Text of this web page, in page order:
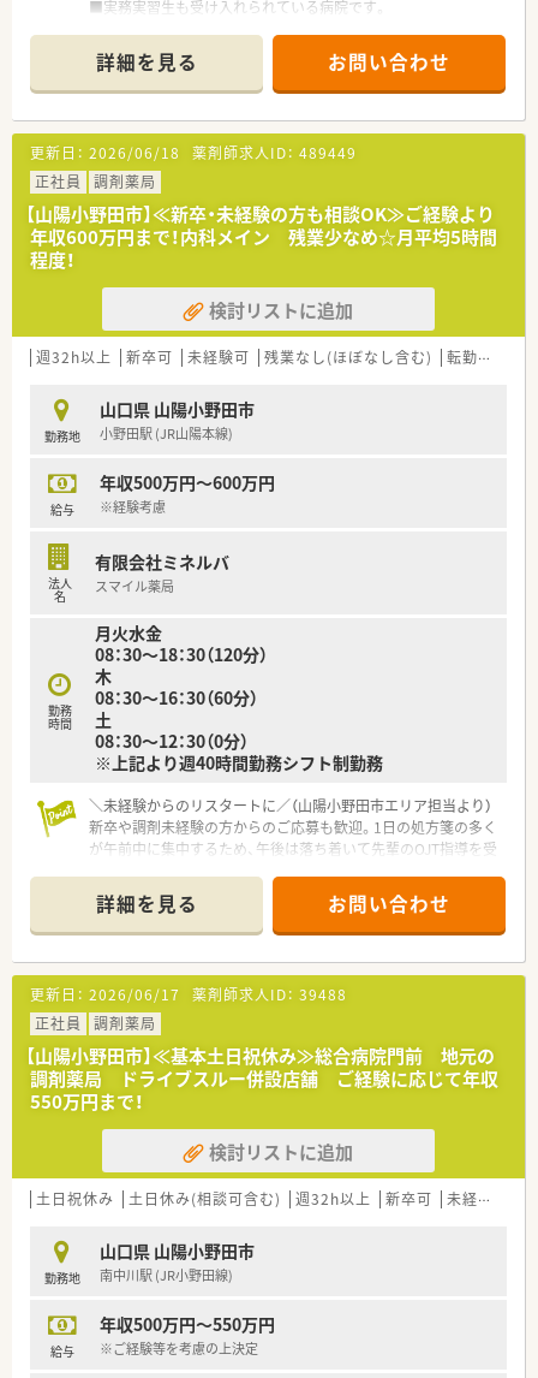
■実務実習生も受け入れられている病院です。
＜業務内容＞
■調剤、監査、病棟業務、混注業務、持参薬鑑別、DI業務、カンファ
レンス参加、委員会活動など
＜研修制度＞
■現場の先輩薬剤師より指導を受けて頂きます。
＜法人特徴＞
■総病床数313床（一般）の救急告示、機能評価機構認定病院で
■ＮＳＴ・ＩＣＴ、がん薬物療法への参画チームもあり、チーム
医療に携わることができます。
■学会への出張費、研究等で使用できる一般研究費あります。
■病院の幅広い業務に携わりたい方
■様々な処方に触れて学びたい方
■新卒・病院未経験の方
詳細を見る お問い合わせ
更新日： 2026/06/18 薬剤師求人ID： 489449
正社員
調剤薬局
【山陽小野田市】≪新卒・未経験の方も相談OK≫ご経験より
年収600万円まで！内科メイン 残業少なめ☆月平均5時間
程度！
検討リストに追加
週32h以上 新卒可 未経験可 残業なし(ほぼなし含む) 転勤なし
勤務地
山口県 山陽小野田市
小野田駅 (JR山陽本線)
給与
年収500万円～600万円
※経験考慮
法人
名
有限会社ミネルバ
スマイル薬局
勤務
時間
月火水金
08：30～18：30（120分）
木
08：30～16：30（60分）
土
08：30～12：30（0分）
※上記より週40時間勤務シフト制勤務
＼未経験からのリスタートに／（山陽小野田市エリア担当より）
新卒や調剤未経験の方からのご応募も歓迎。1日の処方箋の多く
が午前中に集中するため、午後は落ち着いて先輩のOJT指導を受
＊------------------------------------------＊
【店舗情報と応需状況について】
■小野田駅より車で7分ほどの場所に位置しており、無料駐車場
完備のため毎日のマイカー通勤が非常に快適です。
■近隣の西村内科医院より内科や消化器科の処方箋をメインに、
1日平均40枚ほどを安定して応需しています。
■1日の処方箋の7割から8割が午前中に集中するため、午後は比
較的ゆとりを持って業務に取り組める環境です。
【募集背景と求める人物像について】
■正社員の退職に伴う欠員補充、および将来の世代交代を見据え
た組織体制強化のための大変貴重な急募案件です。
■自動分包機などの機械化が進んでいるため、新しいシステムに
柔軟に対応できる若い世代の方を求めています。
■外来業務から在宅医療まで前向きに挑戦でき、周囲のスタッフ
【法人特徴について】
■1993年の医薬分業開始と同時に新規立ち上げを行い、長年に
■門前ドクターとは設立当初から非常に良好な関係を維持して
おり、業務における疑義照会も大変スムーズです。
詳細を見る お問い合わせ
更新日： 2026/06/17 薬剤師求人ID： 39488
正社員
調剤薬局
【山陽小野田市】≪基本土日祝休み≫総合病院門前 地元の
調剤薬局 ドライブスルー併設店舗 ご経験に応じて年収
550万円まで！
検討リストに追加
土日祝休み 土日休み(相談可含む) 週32h以上 新卒可 未経験可
勤務地
山口県 山陽小野田市
南中川駅 (JR小野田線)
給与
年収500万円～550万円
※ご経験等を考慮の上決定